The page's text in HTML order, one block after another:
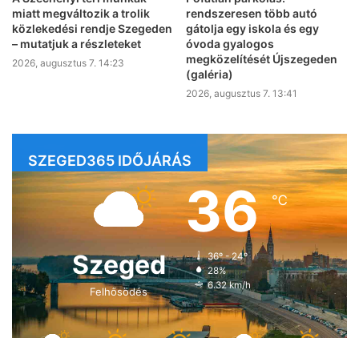
miatt megváltozik a trolik
közlekedési rendje Szegeden
– mutatjuk a részleteket
2026, augusztus 7. 14:23
rendszeresen több autó
gátolja egy iskola és egy
óvoda gyalogos
megközelítését Újszegeden
(galéria)
2026, augusztus 7. 13:41
SZEGED365 IDŐJÁRÁS
Szeged
Felhősödés
36℃
36º - 24º
28%
6.32 km/h